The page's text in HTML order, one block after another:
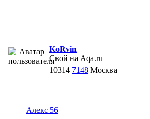
KoRvin
Свой на Aqa.ru
10314 7148 Москва
Алекс 56